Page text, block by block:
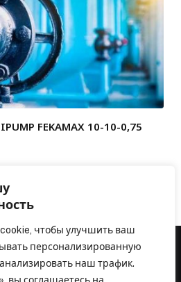
чтобы улучшить ваш
персонализированную
наш трафик.
FEKAMAX 10-10-0,75